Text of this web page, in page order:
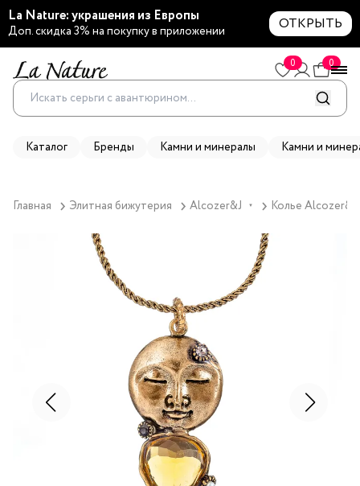
La Nature: украшения из Европы
Доп. скидка 3% на покупку в приложении ОТКРЫТЬ
0 0
Каталог Бренды Камни и минералы Камни и
Главная Элитная бижутерия Alcozer&J ▼ Колье